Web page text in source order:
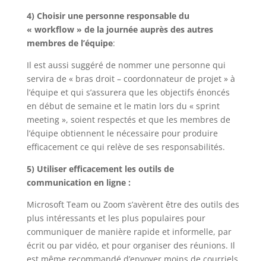
4) Choisir une personne responsable du
« workflow » de la journée auprès des autres
membres de l’équipe:
Il est aussi suggéré de nommer une personne qui
servira de « bras droit – coordonnateur de projet » à
l’équipe et qui s’assurera que les objectifs énoncés
en début de semaine et le matin lors du « sprint
meeting », soient respectés et que les membres de
l’équipe obtiennent le nécessaire pour produire
efficacement ce qui relève de ses responsabilités.
5) Utiliser efficacement les outils de
communication en ligne :
Microsoft Team ou Zoom s’avèrent être des outils des
plus intéressants et les plus populaires pour
communiquer de manière rapide et informelle, par
écrit ou par vidéo, et pour organiser des réunions. Il